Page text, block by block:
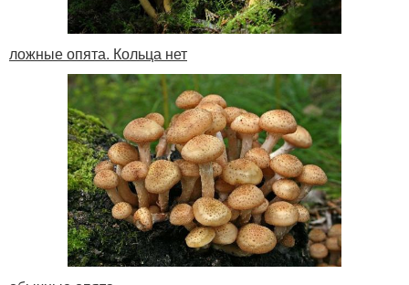
ложные опята. Кольца нет